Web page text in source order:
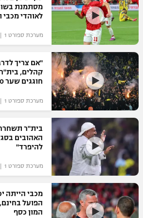
VOD
רץ ברשת
תוצאות
לוח שידורים
ברחבה
"מעל הליגה" – פודקאסט
נבחרת ישראל
מכבי חיפה
בית"ר ירושלים
מכבי תל אביב
הפועל תל אביב
הפועל חיפה
הפועל באר שבע
מכבי נתניה
בני יהודה
ליגה ספרדית
ליגה איטלקית
ליגה צרפתית
ליגה הולנדית
ליגה סינית
ליגה ברזילאית
ליגות נוספות
כדורסל נשים
מכבי תל אביב
הפועל חולון
הפועל ירושלים
דני אבדיה
יורוליג
יורוקאפ
טניס
כדוריד
כדורעף
שחייה
ג'ודו
אגרוף
ספורט אולימפי
UFC
היאבקות WWE
מסתמנת
לאוהדי מכבי
מערכת ספורט 1 | לפני 3 חודשים
"אם צריך
קהלים,
חוגגים שער 90 דקות"
מערכת ספורט 1 | לפני 5 חודשים
בית"ר
האהובים
להיפרד"
מערכת ספורט 1 | לפני 6 חודשים
מכבי הייתה
הפועל
המון כסף